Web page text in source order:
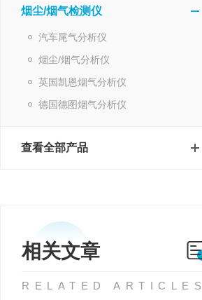
烟尘/烟气检测仪
汽车尾气分析仪
烟尘/烟气分析仪
英国凯恩烟气分析仪
德国德图烟气分析仪
查看全部产品
相关文章
RELATED ARTICLES